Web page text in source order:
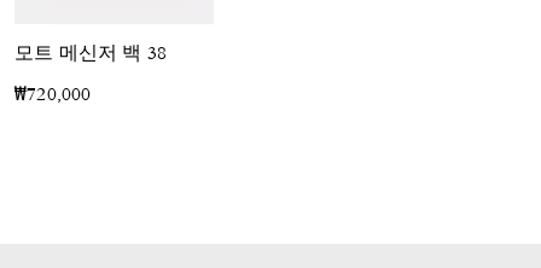
모트 메신저 백 38
₩720,000